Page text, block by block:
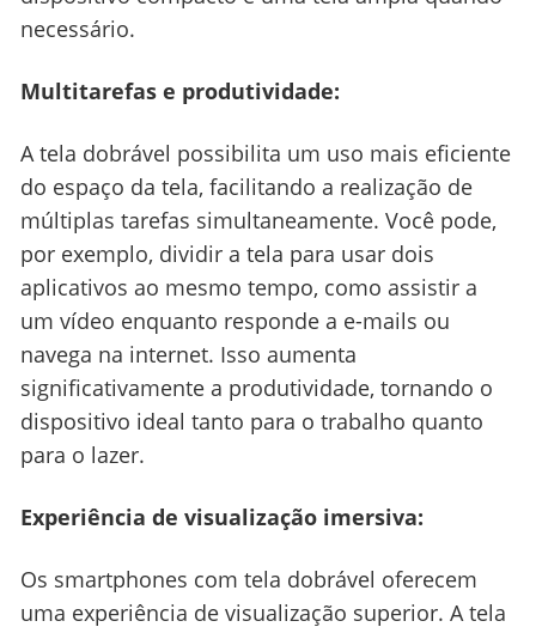
necessário.
Multitarefas e produtividade:
A tela dobrável possibilita um uso mais eficiente
do espaço da tela, facilitando a realização de
múltiplas tarefas simultaneamente. Você pode,
por exemplo, dividir a tela para usar dois
aplicativos ao mesmo tempo, como assistir a
um vídeo enquanto responde a e-mails ou
navega na internet. Isso aumenta
significativamente a produtividade, tornando o
dispositivo ideal tanto para o trabalho quanto
para o lazer.
Experiência de visualização imersiva:
Os smartphones com tela dobrável oferecem
uma experiência de visualização superior. A tela